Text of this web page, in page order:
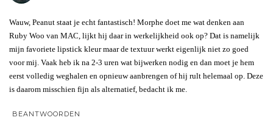
Wauw, Peanut staat je echt fantastisch! Morphe doet me wat denken aan
Ruby Woo van MAC, lijkt hij daar in werkelijkheid ook op? Dat is namelijk
mijn favoriete lipstick kleur maar de textuur werkt eigenlijk niet zo goed
voor mij. Vaak heb ik na 2-3 uren wat bijwerken nodig en dan moet je hem
eerst volledig weghalen en opnieuw aanbrengen of hij rult helemaal op. Deze
is daarom misschien fijn als alternatief, bedacht ik me.
BEANTWOORDEN